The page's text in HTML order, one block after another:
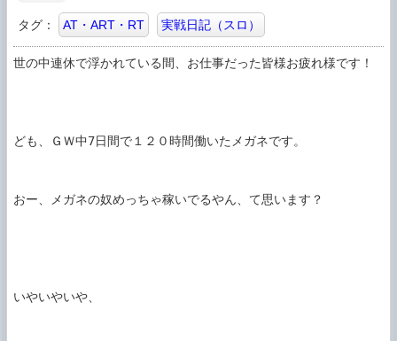
タグ： AT・ART・RT 実戦日記（スロ）
世の中連休で浮かれている間、お仕事だった皆様お疲れ様です！
ども、ＧＷ中7日間で１２０時間働いたメガネです。
おー、メガネの奴めっちゃ稼いでるやん、て思います？
いやいやいや、